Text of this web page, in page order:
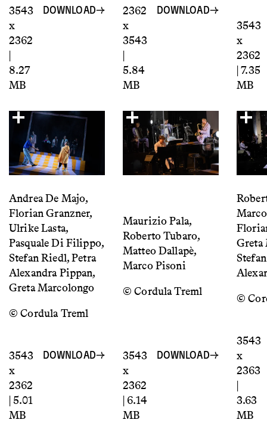
3543
x
2362
8.27
MB
DOWNLOAD
2362
x
3543
5.84
MB
DOWNLOAD
3543
x
2362
| 7.35
MB
Andrea De Majo,
Florian Granzner,
Ulrike Lasta,
Pasquale Di Filippo,
Stefan Riedl, Petra
Alexandra Pippan,
Greta Marcolongo
© Cordula Treml
3543
x
2362
| 5.01
MB
DOWNLOAD
Maurizio Pala,
Roberto Tubaro,
Matteo Dallapè,
Marco Pisoni
© Cordula Treml
3543
x
2362
| 6.14
MB
DOWNLOAD
Greta
©
3543
x
2363
|
3.63
MB